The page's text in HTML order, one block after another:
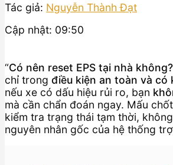
Tác giả: Nguyễn Thành Đạt
Cập nhật: 09:50
“Có nên reset EPS tại nhà không?
chỉ trong điều kiện an toàn và có
nếu xe có dấu hiệu rủi ro, bạn
mà cần chẩn đoán ngay. Mấu
kiểm tra trạng thái tạm thời,
nguyên nhân gốc của hệ thống